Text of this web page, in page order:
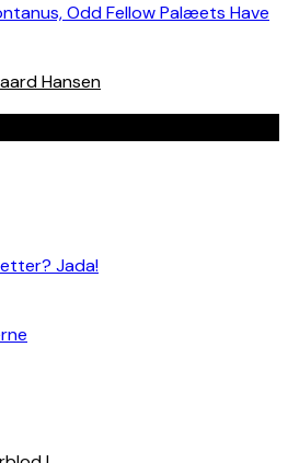
Odd Fellow Palæets Have
Hansen
Jada!